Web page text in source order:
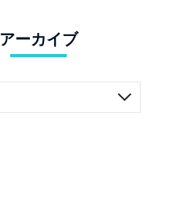
アーカイブ